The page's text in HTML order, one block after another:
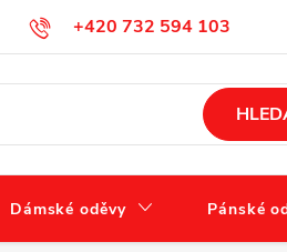
+420 732 594 103
info@zdravotnidoplnky.com
Jak se správně starat o obuv?
Dámské oděvy Pánské